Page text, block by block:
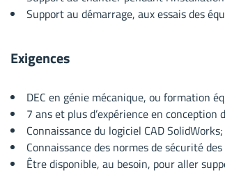
Support au démarrage, aux essais des
Exigences
DEC en génie mécanique, ou formation
7 ans et plus d’expérience en
Connaissance du logiciel CAD SolidWorks;
Connaissance des normes de sécurité
Être disponible, au besoin, pour aller